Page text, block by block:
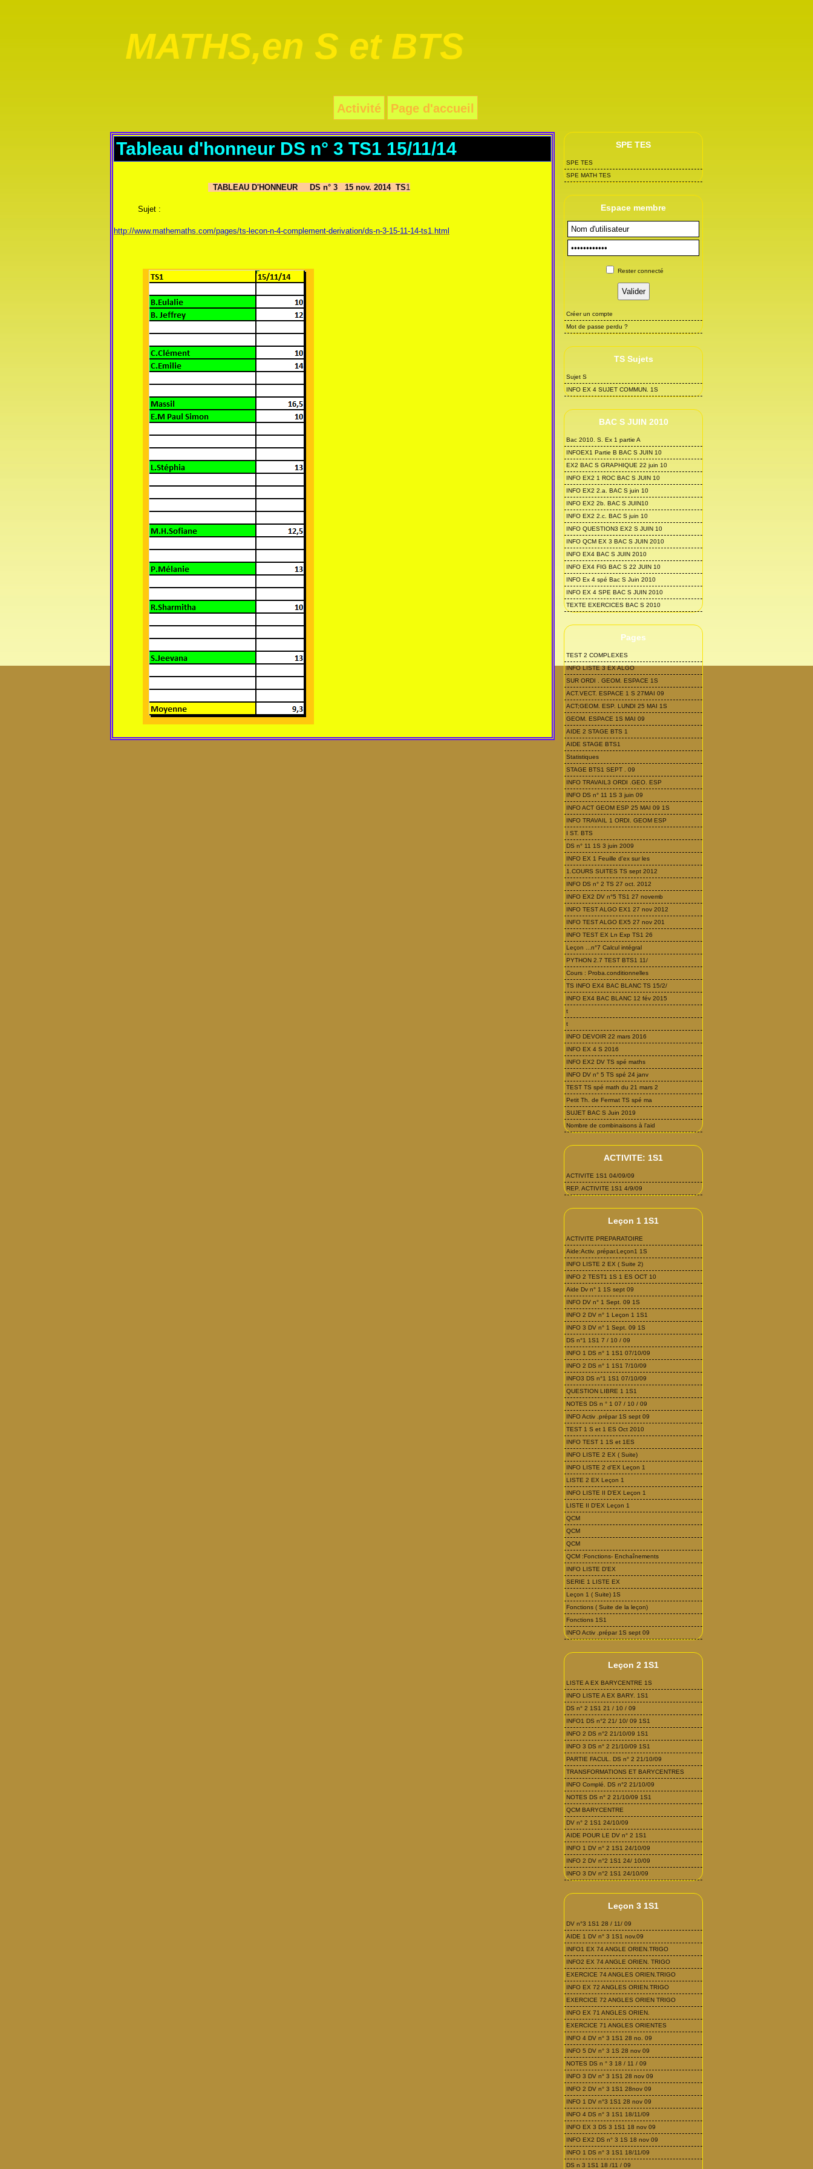
MATHS,en S et BTS
Activité Page d'accueil
SPE TES
SPE TES
SPE MATH TES
Espace membre
Rester connecté
Créer un compte
Mot de passe perdu ?
TS Sujets
Sujet S
INFO EX 4 SUJET COMMUN. 1S
BAC S JUIN 2010
Bac 2010. S. Ex 1 partie A
INFOEX1 Partie B BAC S JUIN 10
EX2 BAC S GRAPHIQUE 22 juin 10
INFO EX2 1 ROC BAC S JUIN 10
INFO EX2 2.a. BAC S juin 10
INFO EX2 2b. BAC S JUIN10
INFO EX2 2.c. BAC S juin 10
INFO QUESTION3 EX2 S JUIN 10
INFO QCM EX 3 BAC S JUIN 2010
INFO EX4 BAC S JUIN 2010
INFO EX4 FIG BAC S 22 JUIN 10
INFO Ex 4 spé Bac S Juin 2010
INFO EX 4 SPE BAC S JUIN 2010
TEXTE EXERCICES BAC S 2010
Pages
TEST 2 COMPLEXES
INFO LISTE 3 EX ALGO
SUR ORDI . GEOM. ESPACE 1S
ACT.VECT. ESPACE 1 S 27MAI 09
ACT;GEOM. ESP. LUNDI 25 MAI 1S
GEOM. ESPACE 1S MAI 09
AIDE 2 STAGE BTS 1
AIDE STAGE BTS1
Statistiques
STAGE BTS1 SEPT . 09
INFO TRAVAIL3 ORDI .GEO. ESP
INFO DS n° 11 1S 3 juin 09
INFO ACT GEOM ESP 25 MAI 09 1S
INFO TRAVAIL 1 ORDI. GEOM ESP
I ST. BTS
DS n° 11 1S 3 juin 2009
INFO EX 1 Feuille d'ex sur les
1.COURS SUITES TS sept 2012
INFO DS n° 2 TS 27 oct. 2012
INFO EX2 DV n°5 TS1 27 novemb
INFO TEST ALGO EX1 27 nov 2012
INFO TEST ALGO EX5 27 nov 201
INFO TEST EX Ln Exp TS1 26
Leçon ...n°7 Calcul intégral
PYTHON 2.7 TEST BTS1 11/
Cours : Proba.conditionnelles
TS INFO EX4 BAC BLANC TS 15/2/
INFO EX4 BAC BLANC 12 fév 2015
t
t
INFO DEVOIR 22 mars 2016
INFO EX 4 S 2016
INFO EX2 DV TS spé maths
INFO DV n° 5 TS spé 24 janv
TEST TS spé math du 21 mars 2
Petit Th. de Fermat TS spé ma
SUJET BAC S Juin 2019
Nombre de combinaisons à l'aid
ACTIVITE: 1S1
ACTIVITE 1S1 04/09/09
REP. ACTIVITE 1S1 4/9/09
Leçon 1 1S1
ACTIVITE PREPARATOIRE
Aide:Activ. prépar.Leçon1 1S
INFO LISTE 2 EX ( Suite 2)
INFO 2 TEST1 1S 1 ES OCT 10
Aide Dv n° 1 1S sept 09
INFO DV n° 1 Sept. 09 1S
INFO 2 DV n° 1 Leçon 1 1S1
INFO 3 DV n° 1 Sept. 09 1S
DS n°1 1S1 7 / 10 / 09
INFO 1 DS n° 1 1S1 07/10/09
INFO 2 DS n° 1 1S1 7/10/09
INFO3 DS n°1 1S1 07/10/09
QUESTION LIBRE 1 1S1
NOTES DS n ° 1 07 / 10 / 09
INFO Activ .prépar 1S sept 09
TEST 1 S et 1 ES Oct 2010
INFO TEST 1 1S et 1ES
INFO LISTE 2 EX ( Suite)
INFO LISTE 2 d'EX Leçon 1
LISTE 2 EX Leçon 1
INFO LISTE II D'EX Leçon 1
LISTE II D'EX Leçon 1
QCM
QCM
QCM
QCM :Fonctions- Enchaînements
INFO LISTE D'EX
SERIE 1 LISTE EX
Leçon 1 ( Suite) 1S
Fonctions ( Suite de la leçon)
Fonctions 1S1
INFO Activ .prépar 1S sept 09
Leçon 2 1S1
LISTE A EX BARYCENTRE 1S
INFO LISTE A EX BARY. 1S1
DS n° 2 1S1 21 / 10 / 09
INFO1 DS n°2 21/ 10/ 09 1S1
INFO 2 DS n°2 21/10/09 1S1
INFO 3 DS n° 2 21/10/09 1S1
PARTIE FACUL. DS n° 2 21/10/09
TRANSFORMATIONS ET BARYCENTRES
INFO Complé. DS n°2 21/10/09
NOTES DS n° 2 21/10/09 1S1
QCM BARYCENTRE
DV n° 2 1S1 24/10/09
AIDE POUR LE DV n° 2 1S1
INFO 1 DV n° 2 1S1 24/10/09
INFO 2 DV n°2 1S1 24/ 10/09
INFO 3 DV n°2 1S1 24/10/09
Leçon 3 1S1
DV n°3 1S1 28 / 11/ 09
AIDE 1 DV n° 3 1S1 nov.09
INFO1 EX 74 ANGLE ORIEN.TRIGO
INFO2 EX 74 ANGLE ORIEN. TRIGO
EXERCICE 74 ANGLES ORIEN.TRIGO
INFO EX 72 ANGLES ORIEN.TRIGO
EXERCICE 72 ANGLES ORIEN TRIGO
INFO EX 71 ANGLES ORIEN.
EXERCICE 71 ANGLES ORIENTES
INFO 4 DV n° 3 1S1 28 no. 09
INFO 5 DV n° 3 1S 28 nov 09
NOTES DS n ° 3 18 / 11 / 09
INFO 3 DV n° 3 1S1 28 nov 09
INFO 2 DV n° 3 1S1 28nov 09
INFO 1 DV n°3 1S1 28 nov 09
INFO 4 DS n° 3 1S1 18/11/09
INFO EX 3 DS 3 1S1 18 nov 09
INFO EX2 DS n° 3 1S 18 nov 09
INFO 1 DS n° 3 1S1 18/11/09
DS n 3 1S1 18 /11 / 09
Tableau d'honneur DS n° 3 TS1 15/11/14
TABLEAU D'HONNEUR DS n° 3 15 nov. 2014 TS1
Sujet :
http://www.mathemaths.com/pages/ts-lecon-n-4-complement-derivation/ds-n-3-15-11-14-ts1.html